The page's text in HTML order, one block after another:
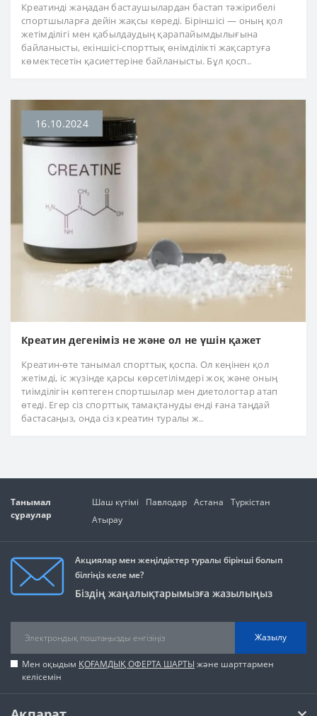
Креатинді жаңадан бастаушылардан бастап тәжірибелі
спортшыларға дейін жақсы көреді. Біріншісі — оның қол
жетімділігі мен қабылдаудың қарапайымдылығына
байланысты, екіншісі-спорттық өнімділікті жақсартуға
көмектесетін қасиеттеріне байланысты. Бұл қосп..
16.10.2024
Креатин дегеніміз не және ол не үшін қажет
Креатин-өте танымал спорттық қоспа. Ол кеңінен қол
жетімді, іс жүзінде қарсы көрсетілімдері жоқ және оның
тиімділігін көптеген спортшылар мен диетологтар атап
өтеді. Егер сіз спорттық тамақтануды енді ғана таңдай
бастасаңыз, онда сіз креатин туралы ж..
Танымал
сұраулар
Шаш күтімі Павлодар Астана
Түркістан
Атырау
Акциялар мен жеңілдіктер туралы бірінші болып
білгіңіз келе ме?
Біздің жаңалықтарымызға жазылыңыз
Жазылу
Мен оқыдым ҚОҒАМДЫҚ ОФЕРТА ШАРТЫ және шарттармен
келісемін